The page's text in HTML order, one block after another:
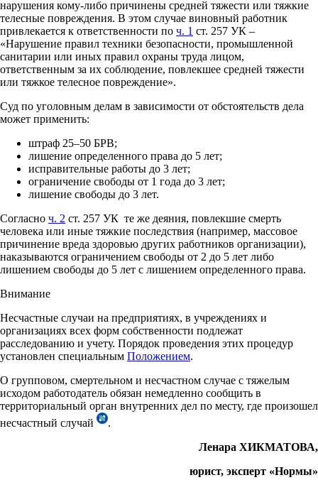
нарушения кому-либо причинены средней тяжести или тяжкие
телесные повреждения. В этом случае виновный работник
привлекается к ответственности по ч. 1 ст. 257 УК –
«Нарушение правил техники безопасности, промышленной
санитарии или иных правил охраны труда лицом,
ответственным за их соблюдение, повлекшее средней тяжести
или тяжкое телесное повреждение».
Суд по уголовным делам в зависимости от обстоятельств дела
может применить:
штраф 25–50 БРВ;
лишение определенного права до 5 лет;
исправительные работы до 3 лет;
ограничение свободы от 1 года до 3 лет;
лишение свободы до 3 лет.
Согласно ч. 2 ст. 257 УК те же деяния, повлекшие смерть
человека или иные тяжкие последствия (например, массовое
причинение вреда здоровью других работников организации),
наказываются ограничением свободы от 2 до 5 лет либо
лишением свободы до 5 лет с лишением определенного права.
Внимание
Несчастные случаи на предприятиях, в учреждениях и
организациях всех форм собственности подлежат
расследованию и учету. Порядок проведения этих процедур
установлен специальным Положением.
О групповом, смертельном и несчастном случае с тяжелым
исходом работодатель обязан немедленно сообщить в
территориальный орган внутренних дел по месту, где произошел
несчастный случай
.
Ленара ХИКМАТОВА,
юрист, эксперт «Нормы»